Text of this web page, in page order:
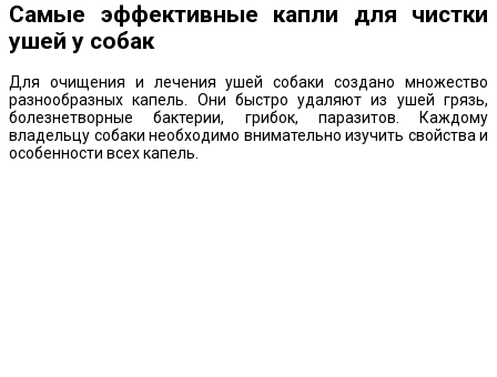
Самые эффективные капли для чистки
ушей у собак
Для очищения и лечения ушей собаки создано множество
разнообразных капель. Они быстро удаляют из ушей грязь,
болезнетворные бактерии, грибок, паразитов. Каждому
владельцу собаки необходимо внимательно изучить свойства и
особенности всех капель.